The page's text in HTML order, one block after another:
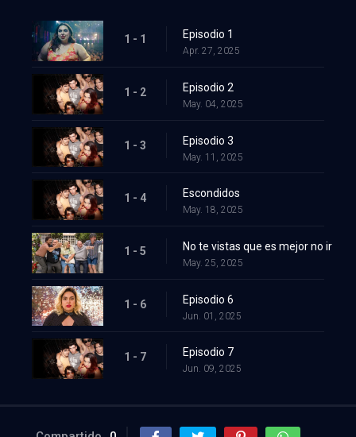
1 - 1 Episodio 1
Apr. 27, 2025
1 - 2 Episodio 2
May. 04, 2025
1 - 3 Episodio 3
May. 11, 2025
1 - 4 Escondidos
May. 18, 2025
1 - 5 No te vistas que es mejor no ir
May. 25, 2025
1 - 6 Episodio 6
Jun. 01, 2025
1 - 7 Episodio 7
Jun. 09, 2025